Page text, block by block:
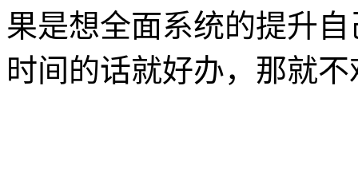
果是想全面系统的提升
时间的话就好办，那就